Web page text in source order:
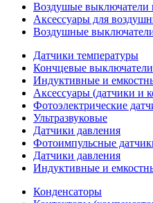
Воздушые выключатели
Аксессуары для
Воздушные
Датчики температуры
Кончцевые выключатели
Индуктивные и
Аксессуары (датчики и
Фотоэлектрические
Ультразвуковые
Датчики давления
Фотоимпульсные
Датчики давления
Индуктивные и
Конденсаторы